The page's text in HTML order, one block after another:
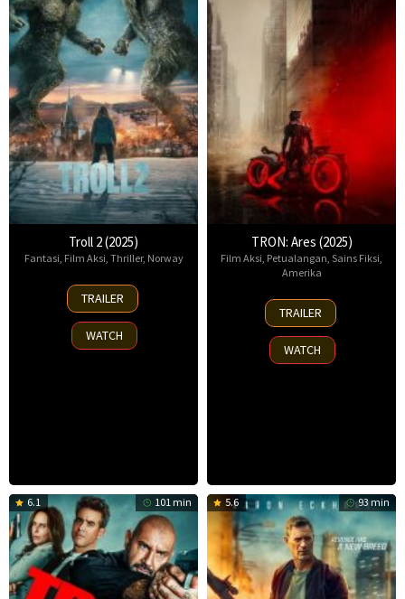
Troll 2 (2025)
Fantasi Film Aksi Thriller, Norway
30
Nov
2025
TRAILER
WATCH
TRON: Ares (2025)
Film Aksi Petualangan Sains Fiksi
Amerika
8
Oct
2025
TRAILER
WATCH
6.1 101 min 5.6 93 min